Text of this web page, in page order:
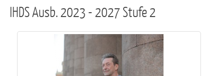
IHDS Ausb. 2023 - 2027 Stufe 2